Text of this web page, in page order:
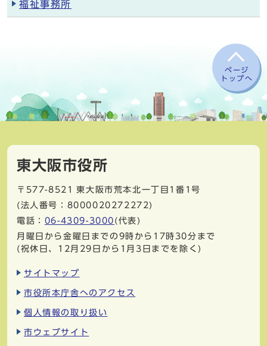
福祉事務所
ページ
トップへ
東大阪市役所
〒577-8521
東大阪市荒本北一丁目1番1号
(法人番号：8000020272272)
電話： 06-4309-3000 (代表)
月曜日から金曜日までの9時から17時30分まで
(祝休日、12月29日から1月3日までを除く)
サイトマップ
市役所本庁舎へのアクセス
個人情報の取り扱い
市ウェブサイト